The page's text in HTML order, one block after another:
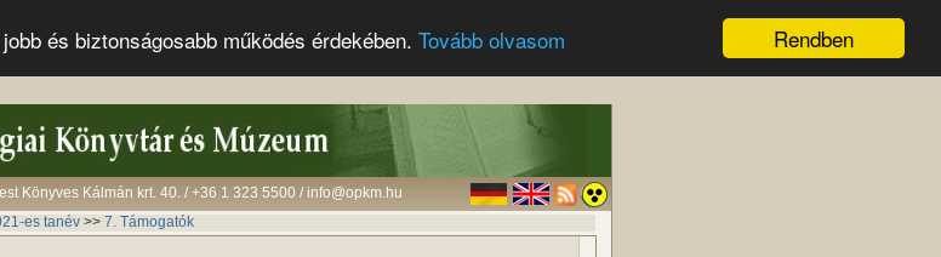
Rendben
és biztonságosabb működés érdekében. Tovább olvasom
Könyves Kálmán krt. 40. / +36 1 323 5500 / info@opkm.hu
es tanév >> 7. Támogatók